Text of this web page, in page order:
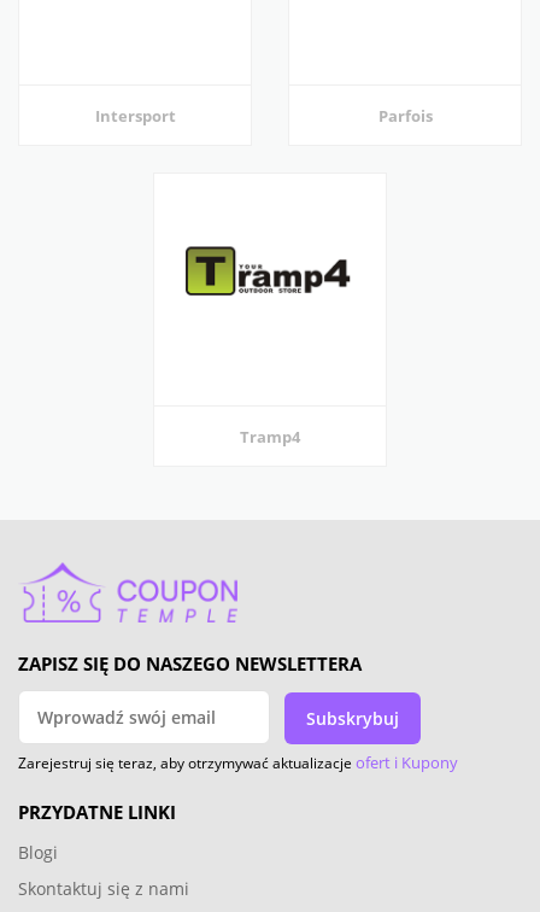
Intersport Parfois
Tramp4
ZAPISZ SIĘ DO NASZEGO NEWSLETTERA
Subskrybuj
Zarejestruj się teraz, aby otrzymywać aktualizacje ofert i Kupony
PRZYDATNE LINKI
Blogi
Skontaktuj się z nami